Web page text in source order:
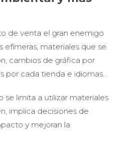
de venta el gran enemigo
efímeras, materiales que se
cambios de gráfica por
por cada tienda e idiomas…
se limita a utilizar materiales
implica decisiones de
y mejoran la